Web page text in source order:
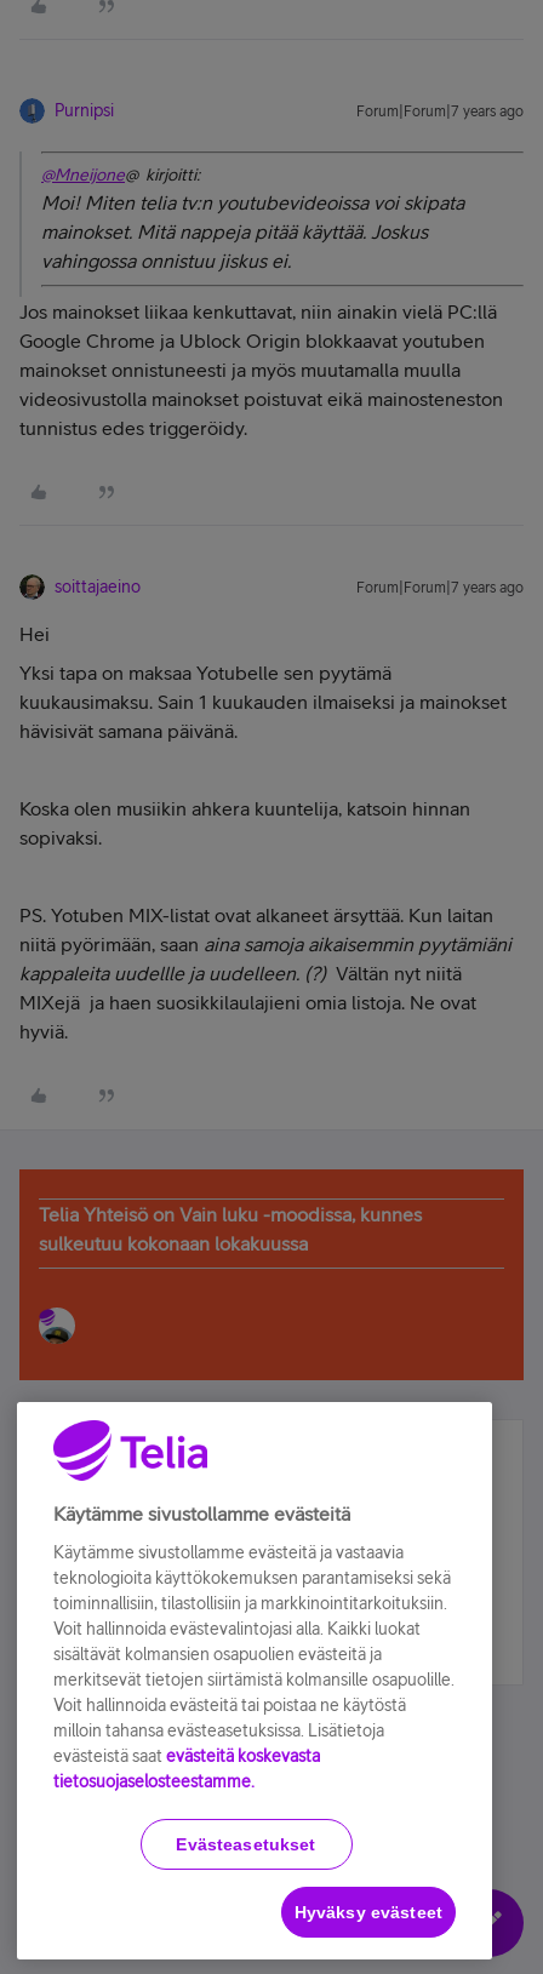
Purnipsi Forum|Forum|7 years ago
@Mneijone@ kirjoitti:
Moi! Miten telia tv:n youtubevideoissa voi skipata
mainokset. Mitä nappeja pitää käyttää. Joskus
vahingossa onnistuu jiskus ei.
Jos mainokset liikaa kenkuttavat, niin ainakin vielä PC:llä
Google Chrome ja Ublock Origin blokkaavat youtuben
mainokset onnistuneesti ja myös muutamalla muulla
videosivustolla mainokset poistuvat eikä mainosteneston
tunnistus edes triggeröidy.
soittajaeino Forum|Forum|7 years ago
Hei
Yksi tapa on maksaa Yotubelle sen pyytämä
kuukausimaksu. Sain 1 kuukauden ilmaiseksi ja mainokset
hävisivät samana päivänä.
Koska olen musiikin ahkera kuuntelija, katsoin hinnan
sopivaksi.
PS. Yotuben MIX-listat ovat alkaneet ärsyttää. Kun laitan
niitä pyörimään, saan aina samoja aikaisemmin pyytämiäni
kappaleita uudellle ja uudelleen. (?) Vältän nyt niitä
MIXejä ja haen suosikkilaulajieni omia listoja. Ne ovat
hyviä.
Telia Yhteisö on Vain luku -moodissa, kunnes
sulkeutuu kokonaan lokakuussa
Älä jää paitsi – osallistu ja voita!
Tilaa Telian uutiskirje ja olet mukana arvonnassa.
sähköpostiisi.
Tilaa nyt
Käyttöehdot Accessibility statement
Evästeasetukset
Käytämme sivustollamme evästeitä
Käytämme sivustollamme evästeitä ja vastaavia
teknologioita käyttökokemuksen parantamiseksi sekä
toiminnallisiin, tilastollisiin ja markkinointitarkoituksiin.
Voit hallinnoida evästevalintojasi alla. Kaikki luokat
sisältävät kolmansien osapuolien evästeitä ja
merkitsevät tietojen siirtämistä kolmansille osapuolille.
Voit hallinnoida evästeitä tai poistaa ne käytöstä
milloin tahansa evästeasetuksissa. Lisätietoja
evästeistä saat evästeitä koskevasta
tietosuojaselosteestamme.
Evästeasetukset
Hyväksy evästeet